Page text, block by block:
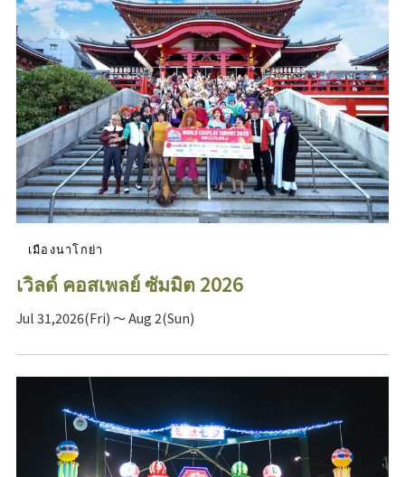
เมืองนาโกย่า
เวิลด์ คอสเพลย์ ซัมมิต 2026
Jul 31,2026(Fri) ～ Aug 2(Sun)